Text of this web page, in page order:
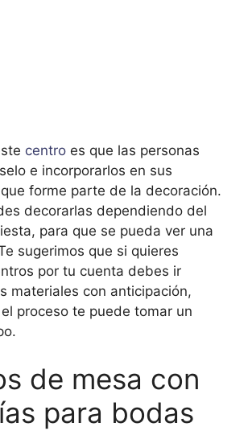
centro es que las personas
e incorporarlos en sus
forme parte de la decoración.
decorarlas dependiendo del
para que se pueda ver una
sugerimos que si quieres
por tu cuenta debes ir
materiales con anticipación,
proceso te puede tomar un
de mesa con
para bodas